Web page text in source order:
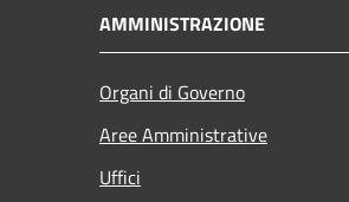
AMMINISTRAZIONE
Organi di Governo
Aree Amministrative
Uffici